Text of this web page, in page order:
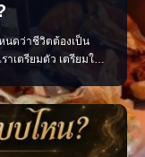
นดว่าชีวิตต้องเป็น
าเตรียมตัว เตรียมใจ
ำคัญของชีวิต วางแผน
รู้สึกสับสน ช่วยให้เดิน